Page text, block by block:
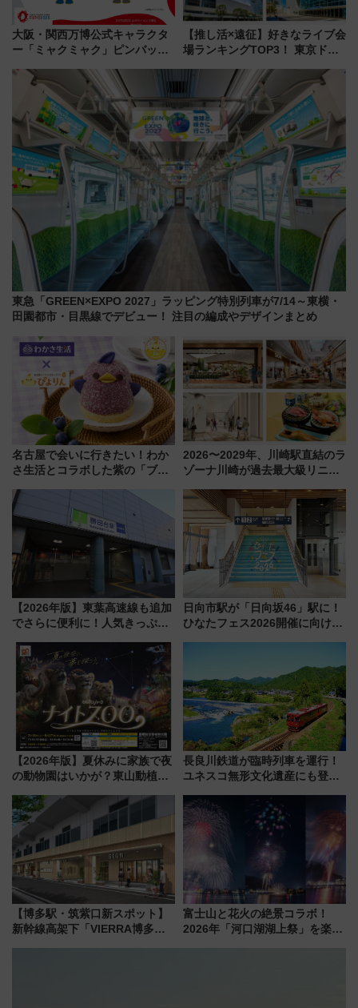
大阪・関西万博公式キャラクタ
ー「ミャクミャク」ピンバッジ
中旬発売
【推し活×遠征】好きなライブ会
場ランキングTOP3！ 東京ドー
由と交通アクセス術、ライブ会
場に何を求める？
東急「GREEN×EXPO 2027」ラッピング特別列車が7/14～東横・
田園都市・目黒線でデビュー！ 注目の編成やデザインまとめ
名古屋で会いに行きたい！わか
さ生活とコラボした紫の「ブル
売
2026〜2029年、川崎駅直結のラ
ゾーナ川崎が過去最大級リニュ
「いつから何が変わるか」徹底
解説！
【2026年版】東葉高速線も追加
でさらに便利に！人気きっぷ
今年も発売 秋・早春に千葉県を
巡るなら使い勝手・コスパ抜群
日向市駅が「日向坂46」駅に！
ひなたフェス2026開催に向けJR
【2026年版】夏休みに家族で夜
の動物園はいかが？東山動植物
ZOO」開催情報
長良川鉄道が臨時列車を運行！
ユネスコ無形文化遺産にも登録
に 乗車には予約が必要
【博多駅・筑紫口新スポット】
新幹線高架下「VIERRA博多テ
富士山と花火の絶景コラボ！
2026年「河口湖湖上祭」を楽し